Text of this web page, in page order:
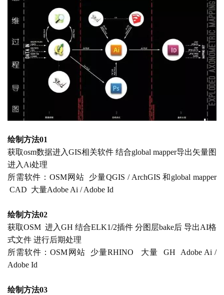
绘制方法01
获取osm数据进入GIS相关软件 结合global mapper导出矢量图
进入Ai处理
所需软件：OSM网站  少量QGIS / ArchGIS 和global mapper
CAD  大量Adobe Ai / Adobe Id
绘制方法02
获取OSM  进入GH 结合ELK1/2插件 分图层bake后 导出AI格
式文件 进行后期处理
所需软件：OSM网站  少量RHINO   大量  GH  Adobe Ai /
Adobe Id
绘制方法03